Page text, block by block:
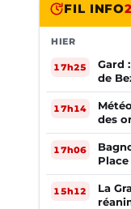
FIL INFO
HIER
17h25
Gard
de
17h14
des
17h06
de
15h12
La